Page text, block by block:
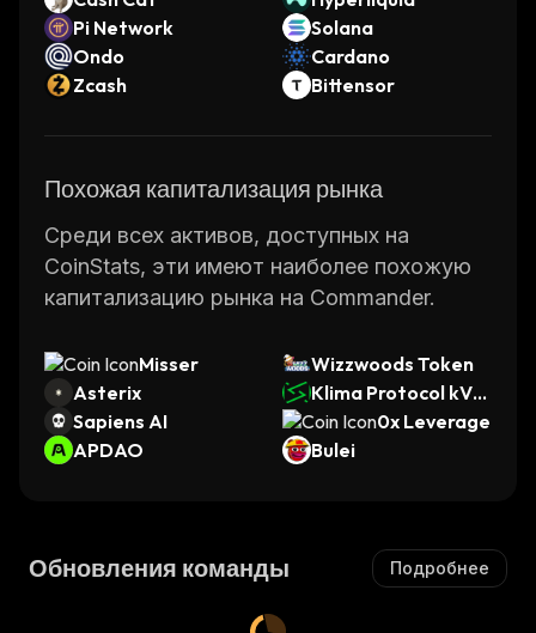
Pi Network
Solana
Ondo
Cardano
Zcash
Bittensor
Похожая капитализация рынка
Среди всех активов, доступных на
CoinStats, эти имеют наиболее похожую
капитализацию рынка на Commander.
Misser
Wizzwoods Token
Asterix
Klima Protocol kVC
M
Sapiens AI
0x Leverage
APDAO
Bulei
Обновления команды Подробнее